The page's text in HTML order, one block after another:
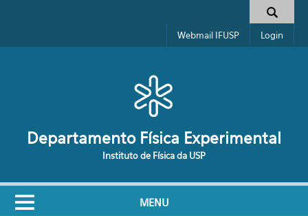
Formulário de busca
Webmail IFUSP Login
Departamento Física Experimental
Instituto de Física da USP
MENU